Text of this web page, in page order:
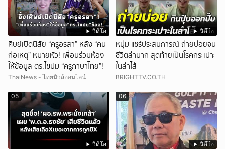
วิดีโอ
ศิษย์เปิดนิสัย “ครูอรสา” หลัง “คน
ก่อเหตุ” หมายหัว! เพื่อนร่วมห้อง
ให้ข้อมูล ตร.ไขปม “ครูภาษาไทย”!
ThaiNews - ไทยนิวส์ออนไลน์
วิดีโอ
หนุ่ม แชร์ประสบการณ์ ถ่ายบ่อยจน
ชีวิตลำบาก สุดท้ายเป็นโรคกระเปาะ
ในลำไส้
BRIGHTTV.CO.TH
วิดีโอ
05
วิดีโอ
06